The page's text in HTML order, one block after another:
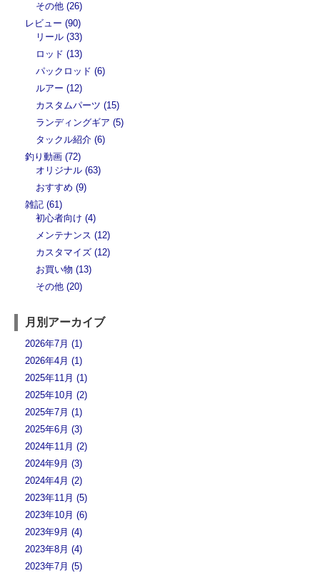
その他 (26)
レビュー (90)
リール (33)
ロッド (13)
パックロッド (6)
ルアー (12)
カスタムパーツ (15)
ランディングギア (5)
タックル紹介 (6)
釣り動画 (72)
オリジナル (63)
おすすめ (9)
雑記 (61)
初心者向け (4)
メンテナンス (12)
カスタマイズ (12)
お買い物 (13)
その他 (20)
月別アーカイブ
2026年7月 (1)
2026年4月 (1)
2025年11月 (1)
2025年10月 (2)
2025年7月 (1)
2025年6月 (3)
2024年11月 (2)
2024年9月 (3)
2024年4月 (2)
2023年11月 (5)
2023年10月 (6)
2023年9月 (4)
2023年8月 (4)
2023年7月 (5)